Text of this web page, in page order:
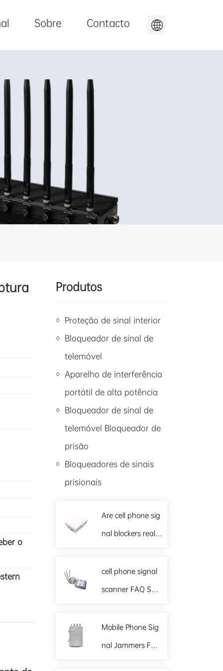
Sobre Contacto
o
Produtos
Proteção de sinal interior
Bloqueador de sinal de
telemóvel
Aparelho de interferência
portátil de alta potência
Bloqueador de sinal de
telemóvel Bloqueador de
prisão
Bloqueadores de sinais
prisionais
Are cell phone sig
nal blockers really
cell phone signal
scanner FAQ Sum
Mobile Phone Sig
nal Jammers FAQ
Fixed 25W 500m Shielding Waterproof Drone Jammer 2500MHz
2G 3G 4G 5G Cell Phone Signal Jammer High Power Signal Synchronic